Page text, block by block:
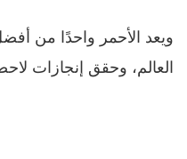
ويعد الأحمر واحدًا من
العالم، وحقق إنجازات